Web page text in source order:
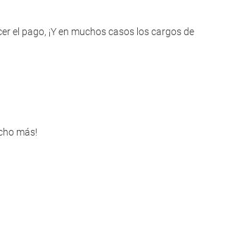
el pago, ¡Y en muchos casos los cargos de
más!